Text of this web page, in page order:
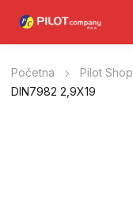
Početna Pilot Shop
DIN7982 2,9X19